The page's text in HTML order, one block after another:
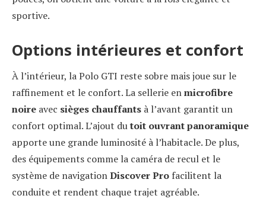
sportive.
Options intérieures et confort
À l’intérieur, la Polo GTI reste sobre mais joue sur le
raffinement et le confort. La sellerie enmicrofibre
noire avec sièges chauffants à l’avant garantit un
confort optimal. L’ajout dutoit ouvrant panoramique
apporte une grande luminosité à l’habitacle. De plus,
des équipements comme la caméra de recul et le
système de navigationDiscover Pro facilitent la
conduite et rendent chaque trajet agréable.